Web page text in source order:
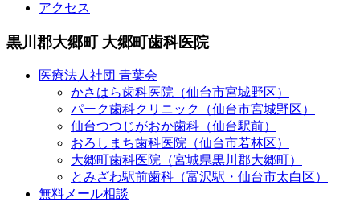
アクセス
黒川郡大郷町 大郷町歯科医院
医療法人社団 青葉会
かさはら歯科医院（仙台市宮城野区）
パーク歯科クリニック（仙台市宮城野区）
仙台つつじがおか歯科（仙台駅前）
おろしまち歯科医院（仙台市若林区）
大郷町歯科医院（宮城県黒川郡大郷町）
とみざわ駅前歯科（富沢駅・仙台市太白区）
無料メール相談